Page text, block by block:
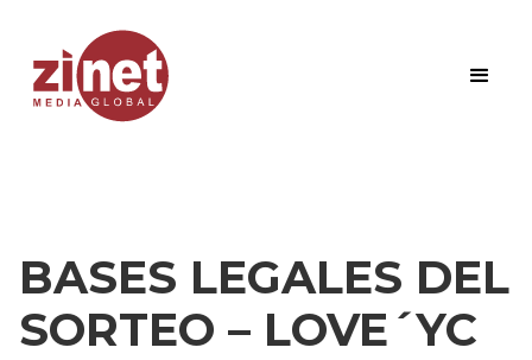
BASES LEGALES DEL
SORTEO – LOVE´YC